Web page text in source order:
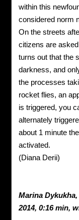
within this
considered norm
On the streets
citizens are
turns out that the
darkness, and
the processes
rocket flies, an
is triggered, you
alternately
about 1 minute
activated.
(Diana Derii)
Marina Dykukha,
2014, 0:16 min,